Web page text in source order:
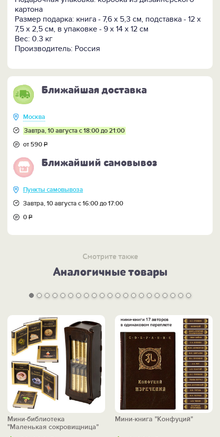
вариантах исполнения - с подставкой и без неё
(будьте внимательны при оформлении заказа).
ПОСМОТРИТЕ ЕЩЕ:
-Всю коллекцию мини-книг и мини-библиотек >>
картона
Размер подарка: книга - 7,6 х 5,3 см, подставка - 12 х
7,5 х 2,5 см, в упаковке - 9 x 14 x 12 см
Вес: 0.3 кг
Производитель: Россия
Ближайшая доставка
Москва
Завтра, 10 августа с 18:00 до 21:00
от 590Р
Ближайший самовывоз
Пункты самовывоза
Завтра, 10 августа с 16:00 до 17:00
0Р
Смотрите также
Аналогичные товары
Мини-библиотека
"Маленькая сокровищница"
Мини-книга "Конфуций"